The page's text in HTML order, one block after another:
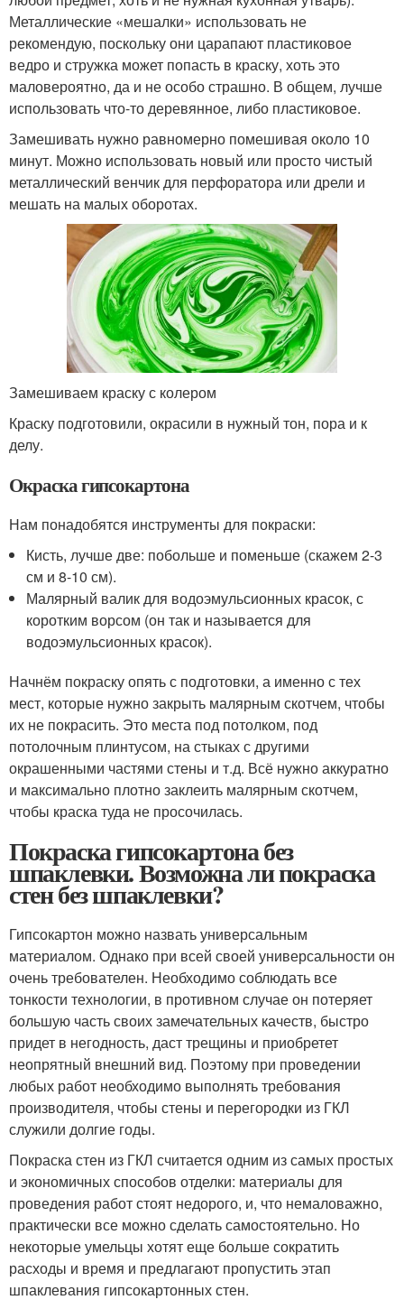
Металлические «мешалки» использовать не
рекомендую, поскольку они царапают пластиковое
ведро и стружка может попасть в краску, хоть это
маловероятно, да и не особо страшно. В общем, лучше
использовать что-то деревянное, либо пластиковое.
Замешивать нужно равномерно помешивая около 10
минут. Можно использовать новый или просто чистый
металлический венчик для перфоратора или дрели и
мешать на малых оборотах.
Замешиваем краску с колером
Краску подготовили, окрасили в нужный тон, пора и к
делу.
Окраска гипсокартона
Нам понадобятся инструменты для покраски:
Кисть, лучше две: побольше и поменьше (скажем 2-3
см и 8-10 см).
Малярный валик для водоэмульсионных красок, с
коротким ворсом (он так и называется для
водоэмульсионных красок).
Начнём покраску опять с подготовки, а именно с тех
мест, которые нужно закрыть малярным скотчем, чтобы
их не покрасить. Это места под потолком, под
потолочным плинтусом, на стыках с другими
окрашенными частями стены и т.д. Всё нужно аккуратно
и максимально плотно заклеить малярным скотчем,
чтобы краска туда не просочилась.
Покраска гипсокартона без
шпаклевки. Возможна ли покраска
стен без шпаклевки?
Гипсокартон можно назвать универсальным
материалом. Однако при всей своей универсальности он
очень требователен. Необходимо соблюдать все
тонкости технологии, в противном случае он потеряет
большую часть своих замечательных качеств, быстро
придет в негодность, даст трещины и приобретет
неопрятный внешний вид. Поэтому при проведении
любых работ необходимо выполнять требования
производителя, чтобы стены и перегородки из ГКЛ
служили долгие годы.
Покраска стен из ГКЛ считается одним из самых простых
и экономичных способов отделки: материалы для
проведения работ стоят недорого, и, что немаловажно,
практически все можно сделать самостоятельно. Но
некоторые умельцы хотят еще больше сократить
расходы и время и предлагают пропустить этап
шпаклевания гипсокартонных стен.